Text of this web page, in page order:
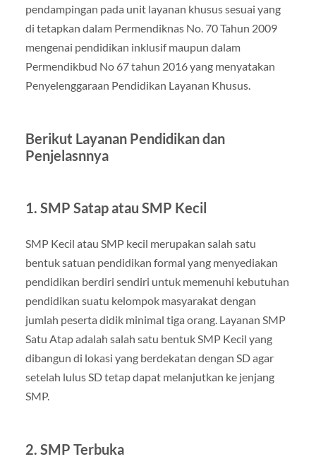
pendampingan pada unit layanan khusus sesuai yang
di tetapkan dalam Permendiknas No. 70 Tahun 2009
mengenai pendidikan inklusif maupun dalam
Permendikbud No 67 tahun 2016 yang menyatakan
Penyelenggaraan Pendidikan Layanan Khusus.
Berikut Layanan Pendidikan dan
Penjelasnnya
1. SMP Satap atau SMP Kecil
SMP Kecil atau SMP kecil merupakan salah satu
bentuk satuan pendidikan formal yang menyediakan
pendidikan berdiri sendiri untuk memenuhi kebutuhan
pendidikan suatu kelompok masyarakat dengan
jumlah peserta didik minimal tiga orang. Layanan SMP
Satu Atap adalah salah satu bentuk SMP Kecil yang
dibangun di lokasi yang berdekatan dengan SD agar
setelah lulus SD tetap dapat melanjutkan ke jenjang
SMP.
2. SMP Terbuka